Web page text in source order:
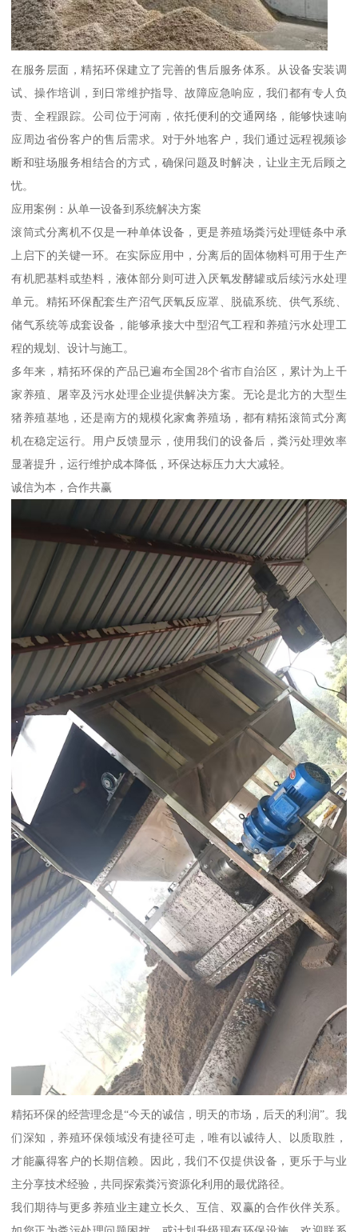
在服务层面，精拓环保建立了完善的售后服务体系。从设备安装调
试、操作培训，到日常维护指导、故障应急响应，我们都有专人负
责、全程跟踪。公司位于河南，依托便利的交通网络，能够快速响
应周边省份客户的售后需求。对于外地客户，我们通过远程视频诊
断和驻场服务相结合的方式，确保问题及时解决，让业主无后顾之
忧。
应用案例：从单一设备到系统解决方案
滚筒式分离机不仅是一种单体设备，更是养殖场粪污处理链条中承
上启下的关键一环。在实际应用中，分离后的固体物料可用于生产
有机肥基料或垫料，液体部分则可进入厌氧发酵罐或后续污水处理
单元。精拓环保配套生产沼气厌氧反应罩、脱硫系统、供气系统、
储气系统等成套设备，能够承接大中型沼气工程和养殖污水处理工
程的规划、设计与施工。
多年来，精拓环保的产品已遍布全国28个省市自治区，累计为上千
家养殖、屠宰及污水处理企业提供解决方案。无论是北方的大型生
猪养殖基地，还是南方的规模化家禽养殖场，都有精拓滚筒式分离
机在稳定运行。用户反馈显示，使用我们的设备后，粪污处理效率
显著提升，运行维护成本降低，环保达标压力大大减轻。
诚信为本，合作共赢
精拓环保的经营理念是“今天的诚信，明天的市场，后天的利润”。我
们深知，养殖环保领域没有捷径可走，唯有以诚待人、以质取胜，
才能赢得客户的长期信赖。因此，我们不仅提供设备，更乐于与业
主分享技术经验，共同探索粪污资源化利用的最优路径。
我们期待与更多养殖业主建立长久、互信、双赢的合作伙伴关系。